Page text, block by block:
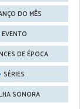
DO MÊS
EVENTO
DE ÉPOCA
SÉRIES
SONORA